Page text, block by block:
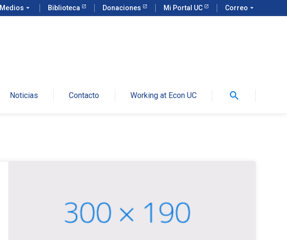
Medios arrow_drop_down Biblioteca Donaciones Mi Portal UC Correo arrow_drop_down
Noticias Contacto Working at Econ UC search